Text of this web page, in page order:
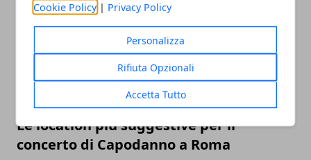
Cookie Policy | Privacy Policy
Personalizza
Rifiuta Opzionali
Accetta Tutto
Le location più suggestive per il
concerto di Capodanno a Roma